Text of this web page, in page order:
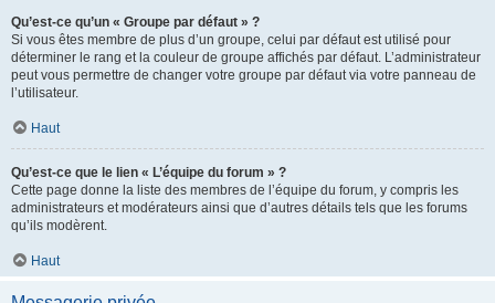
Qu’est-ce qu’un « Groupe par défaut » ?
Si vous êtes membre de plus d’un groupe, celui par défaut est utilisé pour
déterminer le rang et la couleur de groupe affichés par défaut. L’administrateur
peut vous permettre de changer votre groupe par défaut via votre panneau de
l’utilisateur.
Haut
Qu’est-ce que le lien « L’équipe du forum » ?
Cette page donne la liste des membres de l’équipe du forum, y compris les
administrateurs et modérateurs ainsi que d’autres détails tels que les forums
qu’ils modèrent.
Haut